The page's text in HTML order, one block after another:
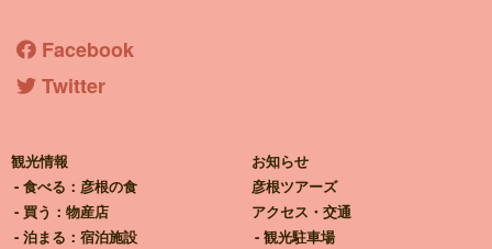
Facebook
Twitter
観光情報
食べる：彦根の食
買う：物産店
泊まる：宿泊施設
お知らせ
彦根ツアーズ
アクセス・交通
観光駐車場